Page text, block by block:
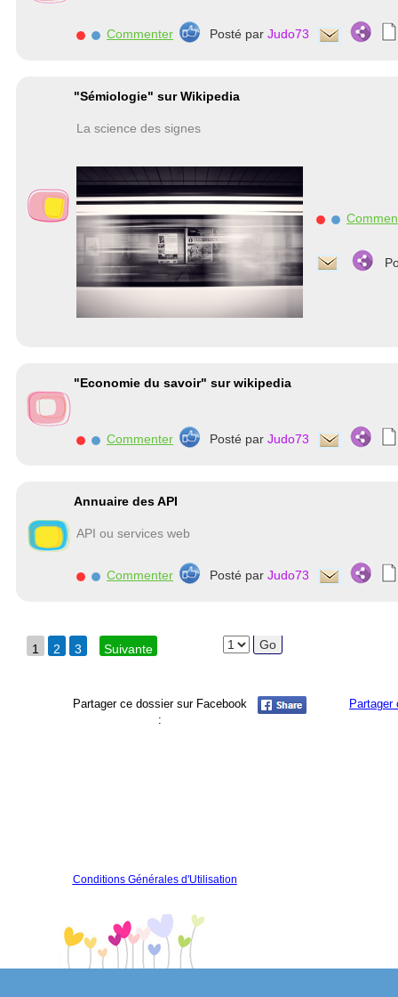
Commenter Posté par Judo73
"Sémiologie" sur Wikipedia
La science des signes
"Economie du savoir" sur wikipedia
Commenter Posté par Judo73
Annuaire des API
API ou services web
Commenter Posté par Judo73
1 2 3 Suivante
Partager ce dossier sur Facebook
:
Partager
Conditions Générales d'Utilisation